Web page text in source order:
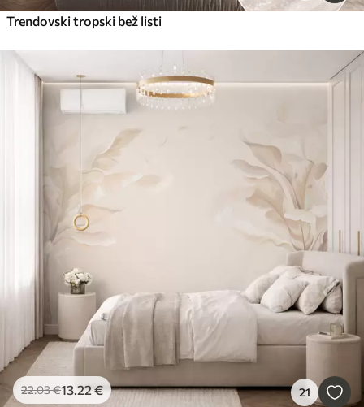
Trendovski tropski bež listi
22.03€13.22€ 21